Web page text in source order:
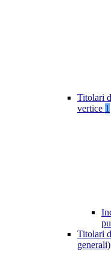
Titolari
vertice 1
Titolari
generali)